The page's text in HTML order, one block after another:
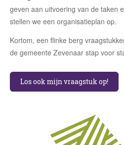
geven aan uitvoering van de taken
stellen we een organisatieplan op.
Kortom, een flinke berg
de gemeente Zevenaar stap voor
Los ook mijn vraagstuk op!